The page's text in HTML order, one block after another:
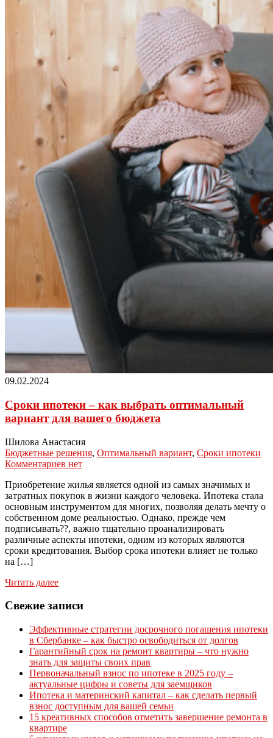
09.02.2024
Сроки ипотеки – как выбрать оптимальный
вариант для вашего бюджета
Шилова Анастасия
Бюджетные решения, Оптимальный вариант, Сроки ипотеки
Комментариев нет
Приобретение жилья является одной из самых значимых и
затратных покупок в жизни каждого человека. Ипотека стала
основным инструментом для многих, позволяя делать мечту о
собственном доме реальностью. Однако, прежде чем
подписывать??, важно тщательно проанализировать
различные аспекты ипотеки, одним из которых являются
сроки кредитования. Выбор срока ипотеки влияет не только
на […]
Читать далее
Свежие записи
Эффективные стратегии досрочного погашения ипотеки
в Сбербанке – как быстро освободиться от долгов
Гарантийный срок на ремонт квартиры – что нужно
знать для защиты своих прав
Первоначальный взнос по ипотеке в 2025 году –
актуальные цифры и советы для заемщиков
Ипотека и материнский капитал – как сделать первый
взнос доступным для вашей семьи
15 креативных способов отметить завершение ремонта в
квартире